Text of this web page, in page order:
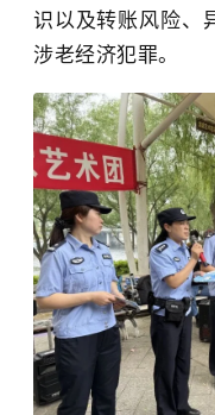
识以及转账风险、
涉老经济犯罪。